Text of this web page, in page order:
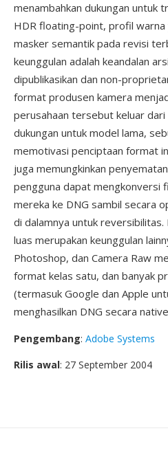
menambahkan dukungan untuk
HDR floating-point, profil warna
masker semantik pada revisi
keunggulan adalah keandalan
dipublikasikan dan non-
format produsen kamera
perusahaan tersebut keluar
dukungan untuk model lama,
memotivasi penciptaan format
juga memungkinkan
pengguna dapat mengkonversi
mereka ke DNG sambil secara
di dalamnya untuk
luas merupakan keunggulan
Photoshop, dan Camera Raw
format kelas satu, dan banyak
(termasuk Google dan Apple
menghasilkan DNG secara
Pengembang: Adobe Systems
Rilis awal: 27 September 2004